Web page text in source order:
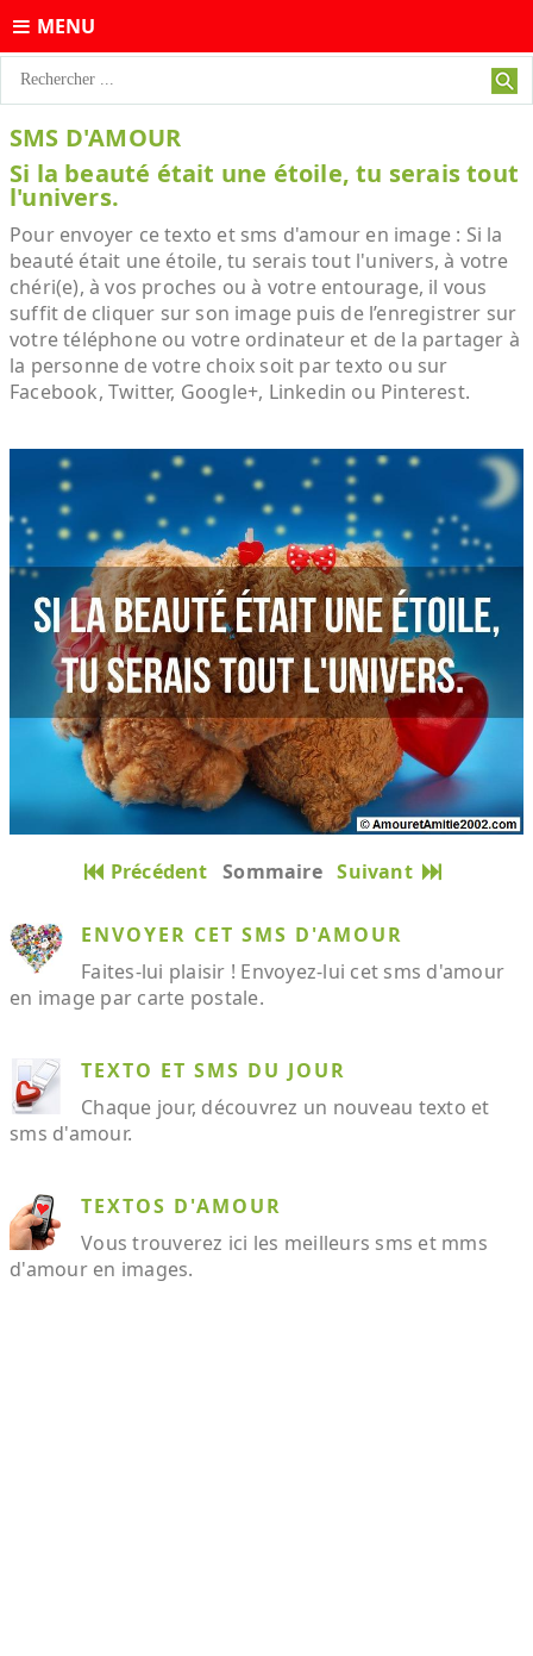
MENU
SMS D'AMOUR
Si la beauté était une étoile, tu serais tout
l'univers.
Pour envoyer ce texto et sms d'amour en image : Si la
beauté était une étoile, tu serais tout l'univers, à votre
chéri(e), à vos proches ou à votre entourage, il vous
suffit de cliquer sur son image puis de l’enregistrer sur
votre téléphone ou votre ordinateur et de la partager à
la personne de votre choix soit par texto ou sur
Facebook, Twitter, Google+, Linkedin ou Pinterest.
Précédent Sommaire Suivant
ENVOYER CET SMS D'AMOUR
Faites-lui plaisir ! Envoyez-lui cet sms d'amour
en image par carte postale.
TEXTO ET SMS DU JOUR
Chaque jour, découvrez un nouveau texto et
sms d'amour.
TEXTOS D'AMOUR
Vous trouverez ici les meilleurs sms et mms
d'amour en images.